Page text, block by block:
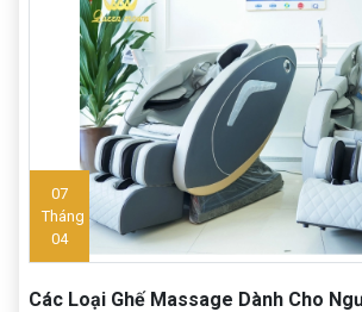
07
Tháng
04
Các Loại Ghế Massage Dành Cho